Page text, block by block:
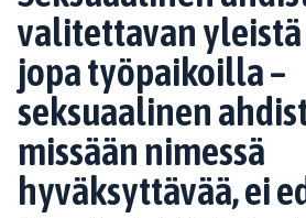
valitettavan yleistä
jopa työpaikoilla –
seksuaalinen
missään nimessä
hyväksyttävää, ei